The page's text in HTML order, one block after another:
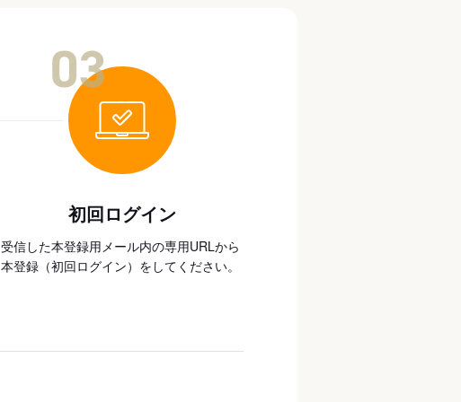
初回ログイン
受信した本登録用メール内の専用URLから
本登録（初回ログイン）をしてください。